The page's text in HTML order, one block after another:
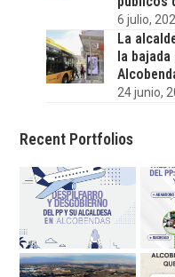
6 julio,
La
la
24 junio,
Recent Portfolios